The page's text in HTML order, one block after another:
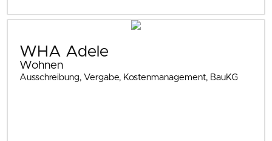
WHA Adele
Wohnen
Ausschreibung, Vergabe, Kostenmanagement, BauKG